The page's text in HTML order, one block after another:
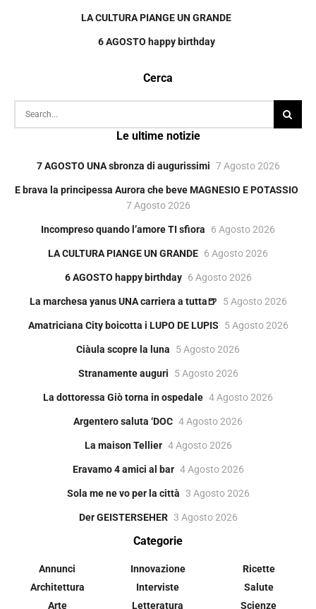
LA CULTURA PIANGE UN GRANDE
6 AGOSTO happy birthday
Cerca
Le ultime notizie
7 AGOSTO UNA sbronza di augurissimi 7 Agosto 2026
E brava la principessa Aurora che beve MAGNESIO E POTASSIO
7 Agosto 2026
Incompreso quando l’amore TI sfiora 6 Agosto 2026
LA CULTURA PIANGE UN GRANDE 6 Agosto 2026
6 AGOSTO happy birthday 6 Agosto 2026
La marchesa yanus UNA carriera a tutta🍺 5 Agosto 2026
Amatriciana City boicotta i LUPO DE LUPIS 5 Agosto 2026
Ciàula scopre la luna 5 Agosto 2026
Stranamente auguri 5 Agosto 2026
La dottoressa Giò torna in ospedale 4 Agosto 2026
Argentero saluta ‘DOC 4 Agosto 2026
La maison Tellier 4 Agosto 2026
Eravamo 4 amici al bar 4 Agosto 2026
Sola me ne vo per la città 3 Agosto 2026
Der GEISTERSEHER 3 Agosto 2026
Categorie
Annunci
Architettura
Arte
Innovazione
Interviste
Letteratura
Ricette
Salute
Scienze